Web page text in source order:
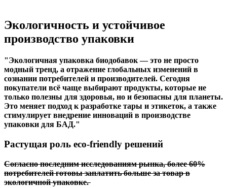
Экологичность и устойчивое
производство упаковки
Экологичная упаковка биодобавок — это не просто
модный тренд, а отражение глобальных изменений в
сознании потребителей и производителей. Сегодня
покупатели всё чаще выбирают продукты, которые не
только полезны для здоровья, но и безопасны для планеты.
Это меняет подход к разработке тары и этикеток, а также
стимулирует внедрение инноваций в производстве
упаковки для БАД.
Растущая роль eco-friendly решений
Согласно последним исследованиям рынка, более 60%
потребителей готовы заплатить больше за товар в
экологичной упаковке.